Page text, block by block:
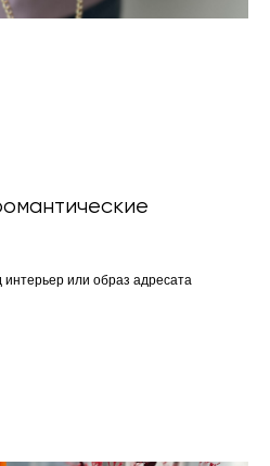
или образ адресата